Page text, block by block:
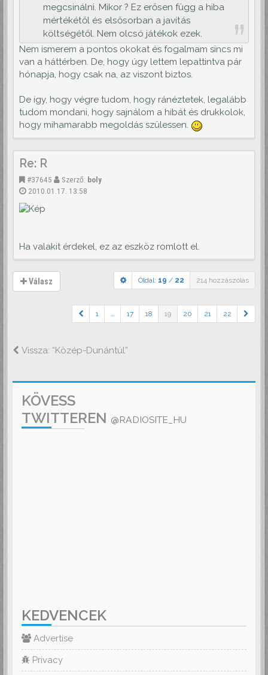
megcsinálni. Mikor ? Ez erősen függ a hiba
mértékétől és elsősorban a javítás
költségétől. Nem olcsó játékok ezek.
Nem ismerem a pontos okokat és fogalmam sincs mi
van a háttérben. De, hogy úgy lettem lepattintva pár
hónapja, hogy csak na, az viszont biztos.
De így, hogy végre tudom, hogy ránéztetek, legalább
tudom mondani, hogy sajnálom a hibát és drukkolok,
hogy mihamarabb megoldás szülessen.
Re: R
#37645 Szerző: boly
2010.01.17. 13:58
Ha valakit érdekel, ez az eszköz romlott el.
Válasz Oldal: 19 / 22 214 hozzászólás
1 17 18 19 20 21 22
Vissza: “Közép-Dunántúl”
KÖVESS
TWITTEREN @RADIOSITE_HU
KEDVENCEK
Advertise
Privacy